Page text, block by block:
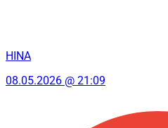
HINA
08.05.2026 @ 21:09